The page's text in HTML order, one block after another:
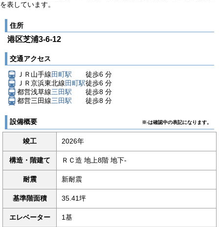
を表しています。
住所
港区芝浦3-6-12
交通アクセス
ＪＲ山手線田町駅 徒歩6 分
ＪＲ京浜東北線田町駅徒歩6 分
都営浅草線三田駅 徒歩8 分
都営三田線三田駅 徒歩8 分
設備概要 ※-は確認中の表記になります。
竣工 2026年
構造・階建て ＲＣ造 地上8階 地下-
耐震 新耐震
基準階面積 35.41坪
エレベーター 1基